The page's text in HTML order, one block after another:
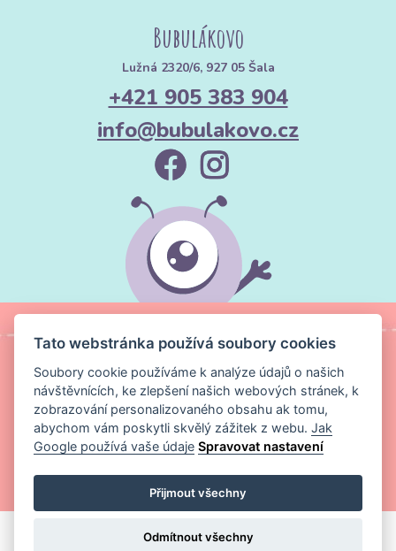
Bubulákovo
Lužná 2320/6, 927 05 Šala
+421 905 383 904
info@bubulakovo.cz
2026 Všechna práva vyhrazena
Tato webstránka používá soubory cookies
Soubory cookie používáme k analýze údajů o našich
návštěvnících, ke zlepšení našich webových stránek, k
zobrazování personalizovaného obsahu ak tomu,
abychom vám poskytli skvělý zážitek z webu.Jak
Google používá vaše údaje Spravovat nastavení
Přijmout všechny
Odmítnout všechny